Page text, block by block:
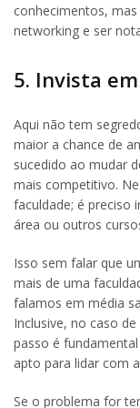
conhecimentos,
networking e ser
5. Invista
Aqui não tem
maior a chance de
sucedido ao mudar
mais competitivo.
faculdade; é preciso
área ou outros
Isso sem falar que
mais de uma
falamos em média
Inclusive, no caso
passo é
apto para lidar com
Se o problema for